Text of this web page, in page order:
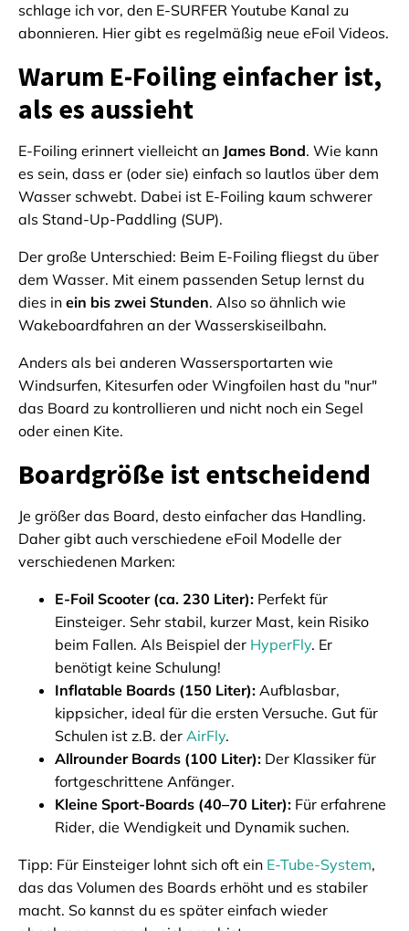
schlage ich vor, den E-SURFER Youtube Kanal zu
abonnieren. Hier gibt es regelmäßig neue eFoil Videos.
Warum E-Foiling einfacher ist,
als es aussieht
E-Foiling erinnert vielleicht an James Bond. Wie kann
es sein, dass er (oder sie) einfach so lautlos über dem
Wasser schwebt. Dabei ist E-Foiling kaum schwerer
als Stand-Up-Paddling (SUP).
Der große Unterschied: Beim E-Foiling fliegst du über
dem Wasser. Mit einem passenden Setup lernst du
dies in ein bis zwei Stunden. Also so ähnlich wie
Wakeboardfahren an der Wasserskiseilbahn.
Anders als bei anderen Wassersportarten wie
Windsurfen, Kitesurfen oder Wingfoilen hast du "nur"
das Board zu kontrollieren und nicht noch ein Segel
oder einen Kite.
Boardgröße ist entscheidend
Je größer das Board, desto einfacher das Handling.
Daher gibt auch verschiedene eFoil Modelle der
verschiedenen Marken:
E-Foil Scooter (ca. 230 Liter): Perfekt für
Einsteiger. Sehr stabil, kurzer Mast, kein Risiko
beim Fallen. Als Beispiel der HyperFly. Er
benötigt keine Schulung!
Inflatable Boards (150 Liter): Aufblasbar,
kippsicher, ideal für die ersten Versuche. Gut für
Schulen ist z.B. der AirFly.
Allrounder Boards (100 Liter): Der Klassiker für
fortgeschrittene Anfänger.
Kleine Sport-Boards (40–70 Liter): Für erfahrene
Rider, die Wendigkeit und Dynamik suchen.
Tipp: Für Einsteiger lohnt sich oft ein E-Tube-System,
das das Volumen des Boards erhöht und es stabiler
macht. So kannst du es später einfach wieder